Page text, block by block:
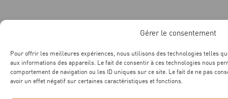
Gérer le consentement
Pour offrir les meilleures expériences, nous utilisons des technologies telles
aux informations des appareils. Le fait de consentir à ces technologies nous
comportement de navigation ou les ID uniques sur ce site. Le fait de ne pas
avoir un effet négatif sur certaines caractéristiques et fonctions.